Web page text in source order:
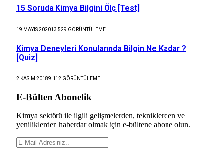
15 Soruda Kimya Bilgini Ölç [Test]
19 MAYIS 202013.529 GÖRÜNTÜLEME
Kimya Deneyleri Konularında Bilgin Ne Kadar ?
[Quiz]
2 KASIM 20189.112 GÖRÜNTÜLEME
E-Bülten Abonelik
Kimya sektörü ile ilgili gelişmelerden, tekniklerden ve
yeniliklerden haberdar olmak için e-bültene abone olun.